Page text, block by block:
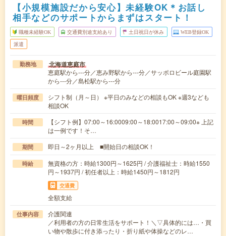
【小規模施設だから安心】未経験OK＊お話し
相手などのサポートからまずはスタート！
職種未経験OK 交通費別途支給あり 土日祝日が休み WEB登録OK
派遣
勤務地 北海道恵庭市
恵庭駅から---分／恵み野駅から---分／サッポロビール庭園駅
から---分／島松駅から---分
曜日頻度
シフト制（月～日） ※平日のみなどの相談もOK ※週3なども
相談OK
時間
【シフト例】07:00～16:0009:00～18:0017:00～09:00※ 上記
は一例です！そ…
期間 即日～2ヶ月以上 ■開始日の相談OK！
時給
無資格の方：時給1300円～1625円 / 介護福祉士：時給1550
円～1937円 / 初任者以上：時給1450円～1812円
交通費
全額支給
仕事内容
介護関連
／利用者の方の日常生活をサポート！＼▽具体的には…・買
い物や散歩に付き添ったり・折り紙や体操などのレ…